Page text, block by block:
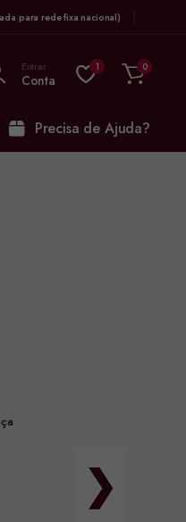
para rede fixa nacional)
Entrar
Conta
1 0
Precisa de Ajuda?
❯